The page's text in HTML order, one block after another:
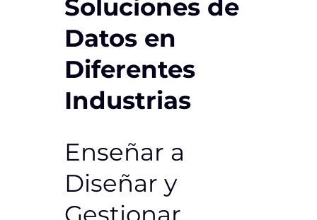
Soluciones de
Datos en
Diferentes
Industrias
Enseñar a
Diseñar y